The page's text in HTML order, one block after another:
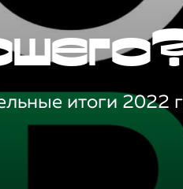
итоги 2022